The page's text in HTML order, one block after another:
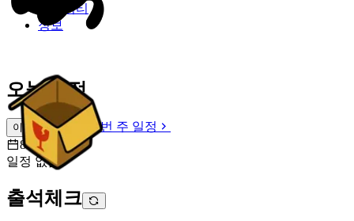
커뮤니티
정보
오늘 일정
이번 주 일정
이번 주 일정
8월 7일 [금]
일정 없음
출석체크